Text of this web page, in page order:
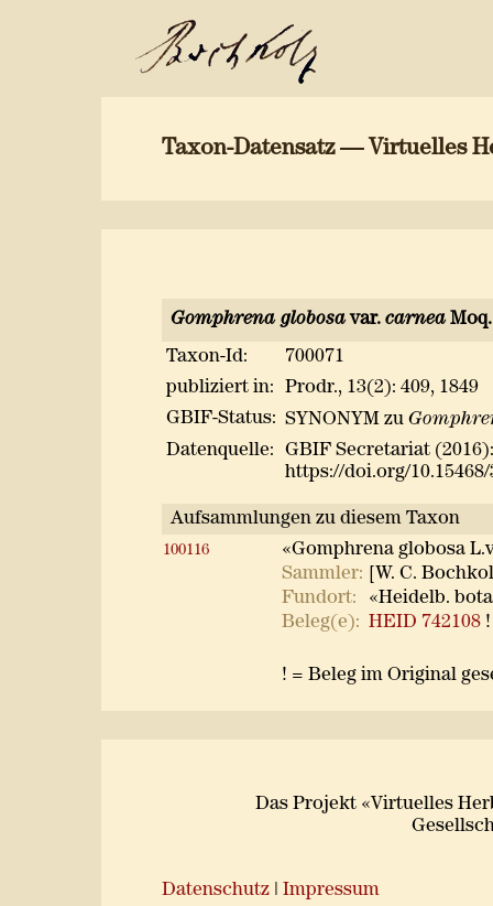
Taxon-Datensatz — Virtuelles
Gomphrena globosavar. carneaMoq.
Taxon-Id:
700071
publiziert in:
Prodr., 13(2): 409, 1849
GBIF-Status: SYNONYM zu
Datenquelle:
GBIF Secretariat
https://doi.org/10.15468/
Aufsammlungen zu diesem Taxon
100116
«Gomphrena globosa
Sammler:
[W. C.
Fundort:
«Heidelb.
Beleg(e): HEID 742108
! = Beleg im Original
Das Projekt «Virtuelles
Datenschutz Impressum